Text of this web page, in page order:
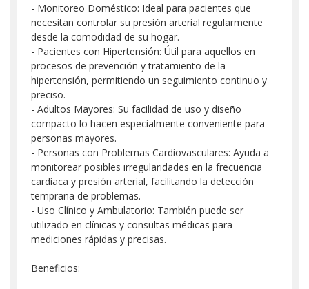
- Monitoreo Doméstico: Ideal para pacientes que
necesitan controlar su presión arterial regularmente
desde la comodidad de su hogar.
- Pacientes con Hipertensión: Útil para aquellos en
procesos de prevención y tratamiento de la
hipertensión, permitiendo un seguimiento continuo y
preciso.
- Adultos Mayores: Su facilidad de uso y diseño
compacto lo hacen especialmente conveniente para
personas mayores.
- Personas con Problemas Cardiovasculares: Ayuda a
monitorear posibles irregularidades en la frecuencia
cardíaca y presión arterial, facilitando la detección
temprana de problemas.
- Uso Clínico y Ambulatorio: También puede ser
utilizado en clínicas y consultas médicas para
mediciones rápidas y precisas.
Beneficios: